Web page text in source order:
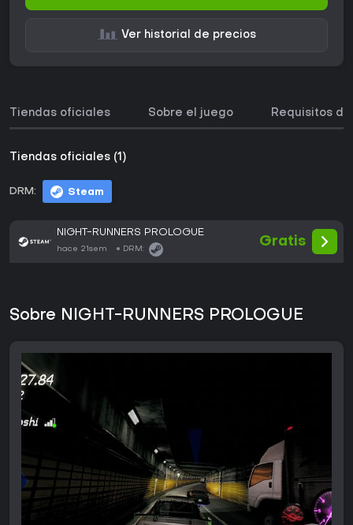
Ver historial de precios
Tiendas oficiales Sobre el juego Requisitos
Tiendas oficiales (1)
DRM: Steam
NIGHT-RUNNERS PROLOGUE
hace 21sem DRM:
Gratis
Sobre NIGHT-RUNNERS PROLOGUE